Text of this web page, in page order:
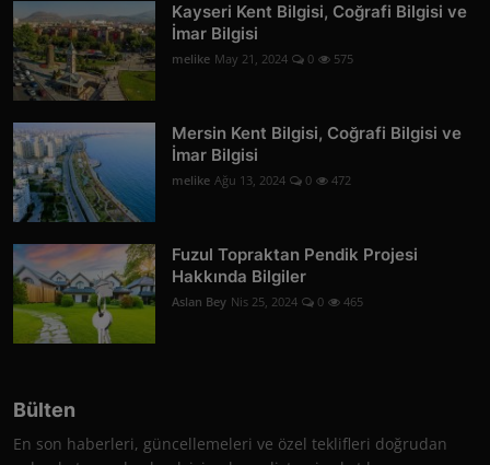
Kayseri Kent Bilgisi, Coğrafi Bilgisi ve
İmar Bilgisi
melike May 21, 2024 0 575
Mersin Kent Bilgisi, Coğrafi Bilgisi ve
İmar Bilgisi
melike Ağu 13, 2024 0 472
Fuzul Topraktan Pendik Projesi
Hakkında Bilgiler
Aslan Bey Nis 25, 2024 0 465
Bülten
En son haberleri, güncellemeleri ve özel teklifleri doğrudan